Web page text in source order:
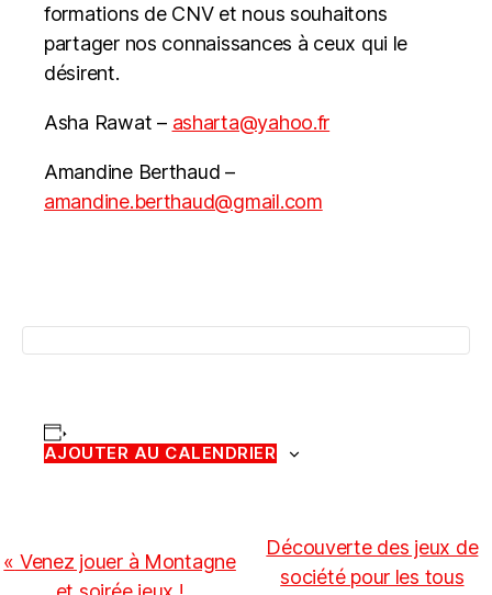
formations de CNV et nous souhaitons
partager nos connaissances à ceux qui le
désirent.
Asha Rawat – asharta@yahoo.fr
Amandine Berthaud –
amandine.berthaud@gmail.com
AJOUTER AU CALENDRIER
N
« Venez jouer à Montagne
Découverte des jeux de
société pour les tous